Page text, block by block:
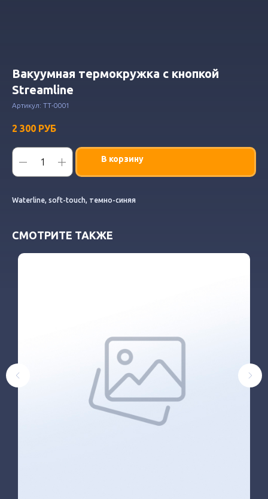
Вакуумная термокружка с кнопкой
Streamline
Артикул: ТТ-0001
2 300 РУБ
В корзину
Waterline, soft-touch, темно-синяя
СМОТРИТЕ ТАКЖЕ